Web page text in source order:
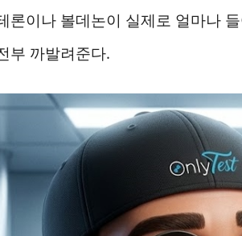
론이나 볼데논이 실제로 얼마나
부 까발려준다.